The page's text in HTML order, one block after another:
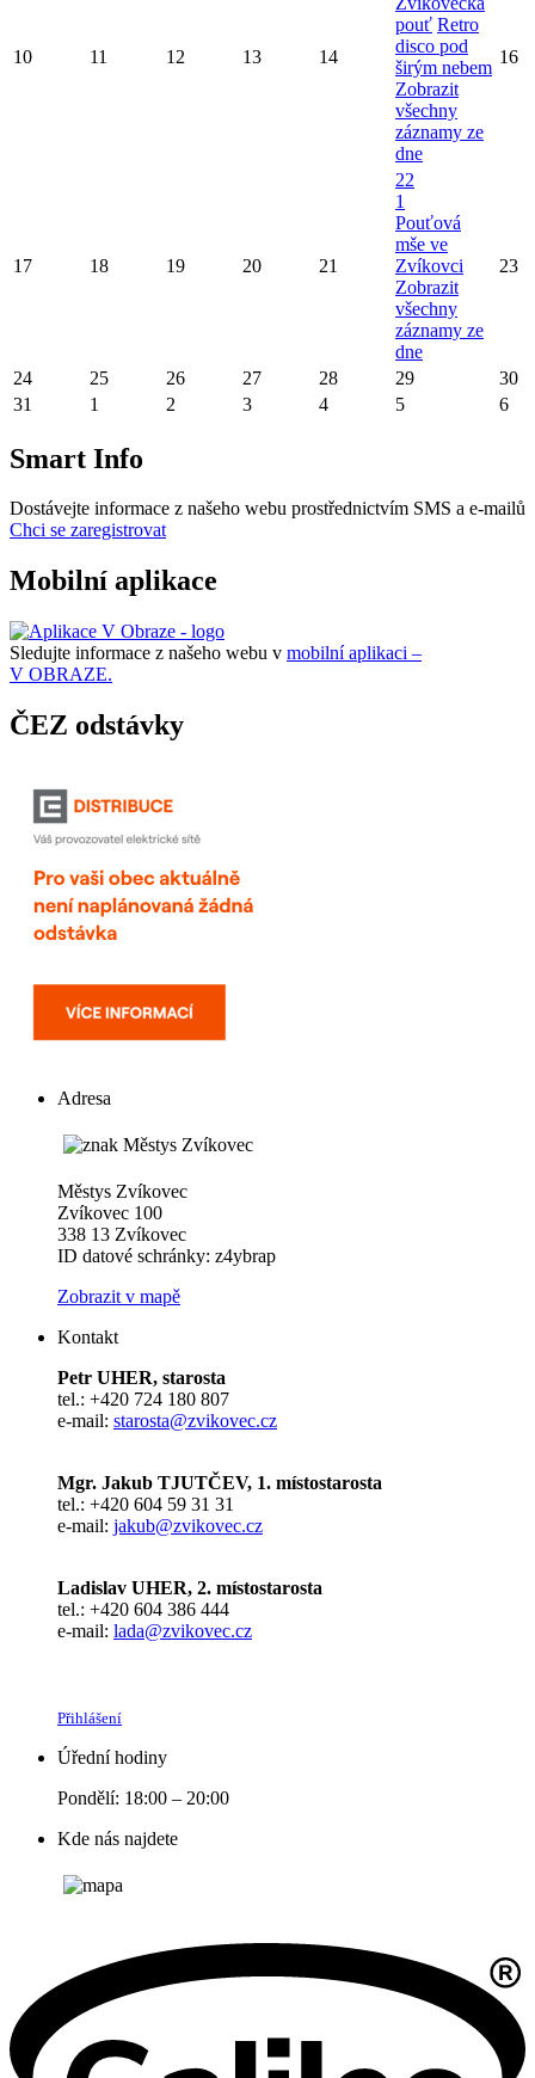
10 11 12 13 14
pouť Retro
disco pod
širým nebem
Zobrazit
všechny
záznamy ze
dne
16
17 18 19 20 21
22
1
Pouťová
mše ve
Zvíkovci
Zobrazit
všechny
záznamy ze
dne
23
24 25 26 27 28 29
30
31
1 2 3 4 5 6
Smart Info
Dostávejte informace z našeho webu prostřednictvím SMS a e-mailů
Chci se zaregistrovat
Mobilní aplikace
Sledujte informace z našeho webu v mobilní aplikaci –
V OBRAZE.
ČEZ odstávky
Adresa
Městys Zvíkovec
Zvíkovec 100
338 13 Zvíkovec
ID datové schránky: z4ybrap
Zobrazit v mapě
Kontakt
Petr UHER, starosta
tel.: +420 724 180 807
e-mail: starosta@zvikovec.cz
Mgr. Jakub TJUTČEV, 1. místostarosta
tel.: +420 604 59 31 31
e-mail: jakub@zvikovec.cz
Ladislav UHER, 2. místostarosta
tel.: +420 604 386 444
e-mail: lada@zvikovec.cz
Přihlášení
Úřední hodiny
Pondělí: 18:00 – 20:00
Kde nás najdete